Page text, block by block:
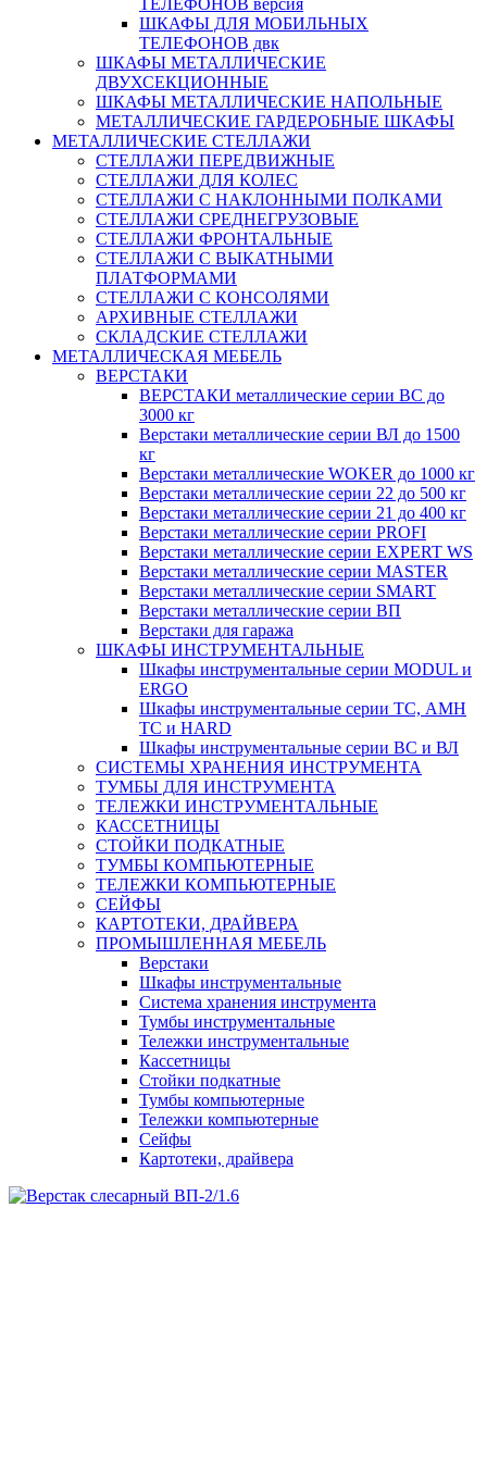
ШКАФЫ ДЛЯ МОБИЛЬНЫХ
ТЕЛЕФОНОВ двк
ШКАФЫ МЕТАЛЛИЧЕСКИЕ
ДВУХСЕКЦИОННЫЕ
ШКАФЫ МЕТАЛЛИЧЕСКИЕ НАПОЛЬНЫЕ
МЕТАЛЛИЧЕСКИЕ ГАРДЕРОБНЫЕ ШКАФЫ
МЕТАЛЛИЧЕСКИЕ СТЕЛЛАЖИ
СТЕЛЛАЖИ ПЕРЕДВИЖНЫЕ
СТЕЛЛАЖИ ДЛЯ КОЛЕС
СТЕЛЛАЖИ С НАКЛОННЫМИ ПОЛКАМИ
СТЕЛЛАЖИ СРЕДНЕГРУЗОВЫЕ
СТЕЛЛАЖИ ФРОНТАЛЬНЫЕ
СТЕЛЛАЖИ С ВЫКАТНЫМИ
ПЛАТФОРМАМИ
СТЕЛЛАЖИ С КОНСОЛЯМИ
АРХИВНЫЕ СТЕЛЛАЖИ
СКЛАДСКИЕ СТЕЛЛАЖИ
МЕТАЛЛИЧЕСКАЯ МЕБЕЛЬ
ВЕРСТАКИ
ВЕРСТАКИ металлические серии ВС до
3000 кг
Верстаки металлические серии ВЛ до 1500
кг
Верстаки металлические WOKER до 1000 кг
Верстаки металлические серии 22 до 500 кг
Верстаки металлические серии 21 до 400 кг
Верстаки металлические серии PROFI
Верстаки металлические серии EXPERT WS
Верстаки металлические серии MASTER
Верстаки металлические серии SMART
Верстаки металлические серии ВП
Верстаки для гаража
ШКАФЫ ИНСТРУМЕНТАЛЬНЫЕ
Шкафы инструментальные серии MODUL и
ERGO
Шкафы инструментальные серии ТС, АМН
ТС и HARD
Шкафы инструментальные серии ВС и ВЛ
СИСТЕМЫ ХРАНЕНИЯ ИНСТРУМЕНТА
ТУМБЫ ДЛЯ ИНСТРУМЕНТА
ТЕЛЕЖКИ ИНСТРУМЕНТАЛЬНЫЕ
КАССЕТНИЦЫ
СТОЙКИ ПОДКАТНЫЕ
ТУМБЫ КОМПЬЮТЕРНЫЕ
ТЕЛЕЖКИ КОМПЬЮТЕРНЫЕ
СЕЙФЫ
КАРТОТЕКИ, ДРАЙВЕРА
ПРОМЫШЛЕННАЯ МЕБЕЛЬ
Верстаки
Шкафы инструментальные
Система хранения инструмента
Тумбы инструментальные
Тележки инструментальные
Кассетницы
Стойки подкатные
Тумбы компьютерные
Тележки компьютерные
Сейфы
Картотеки, драйвера